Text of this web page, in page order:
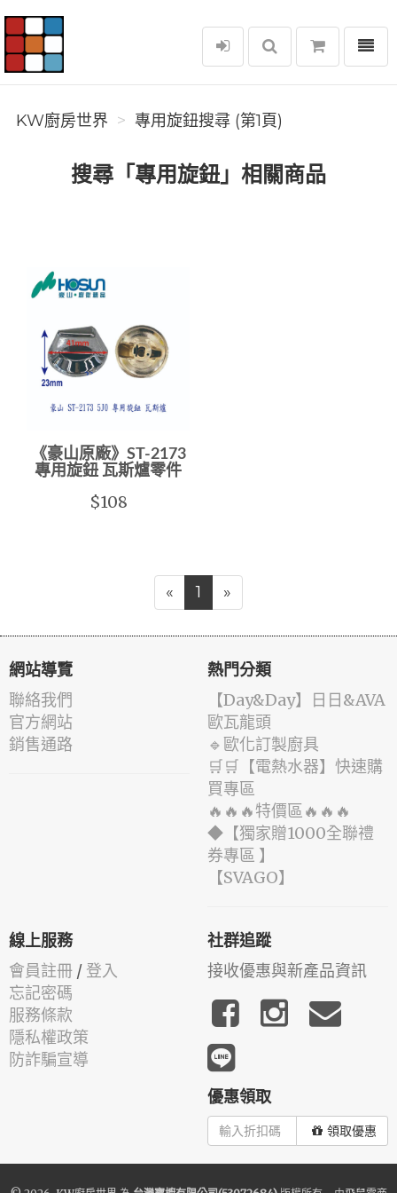
KW廚房世界
選單
KW廚房世界 專用旋鈕搜尋 (第1頁)
搜尋「專用旋鈕」相關商品
《豪山原廠》ST-2173
專用旋鈕 瓦斯爐零件
$108
« 1 »
網站導覽
聯絡我們
官方網站
銷售通路
熱門分類
️【Day&Day】️日日&AVA
歐瓦龍頭
🔹歐化訂製廚具
🛒🛒【電熱水器】快速購
買專區
🔥🔥🔥特價區🔥🔥🔥
◆【獨家贈1000全聯禮
券專區 】
️【SVAGO】️
線上服務
會員註冊 / 登入
忘記密碼
服務條款
隱私權政策
防詐騙宣導
社群追蹤
接收優惠與新產品資訊
優惠領取
領取優惠